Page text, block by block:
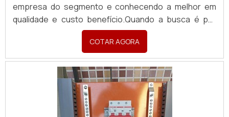
empresa do segmento e conhecendo a melhor em
qualidade e custo benefício.Quando a busca é por
quadro de distribuição de força e luz, com a Pégaso
Soluções Elétricas o cliente poderá contar ótima
qualidade com pagamento acessível.DETALHES
SOBRE QUADR...
COTAR AGORA